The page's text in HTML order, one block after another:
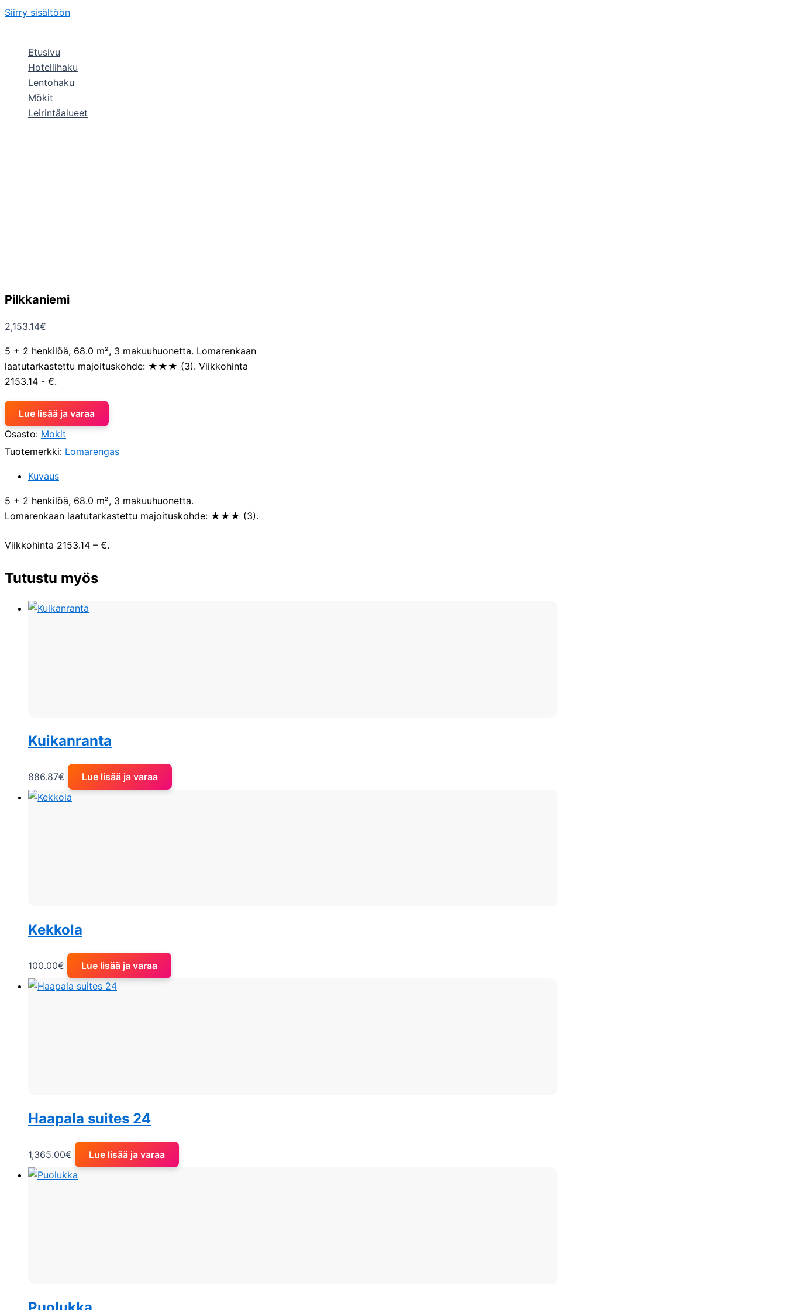
Siirry sisältöön
Etusivu
Hotellihaku
Lentohaku
Mökit
Leirintäalueet
Pilkkaniemi
2,153.14€
5 + 2 henkilöä, 68.0 m², 3 makuuhuonetta. Lomarenkaan
laatutarkastettu majoituskohde: ★★★ (3). Viikkohinta
2153.14 - €.
Lue lisää ja varaa
Osasto: Mokit
Tuotemerkki: Lomarengas
Kuvaus
5 + 2 henkilöä, 68.0 m², 3 makuuhuonetta.
Lomarenkaan laatutarkastettu majoituskohde: ★★★ (3).
Viikkohinta 2153.14 – €.
Tutustu myös
Kuikanranta
886.87€ Lue lisää ja varaa
Kekkola
100.00€ Lue lisää ja varaa
Haapala suites 24
1,365.00€ Lue lisää ja varaa